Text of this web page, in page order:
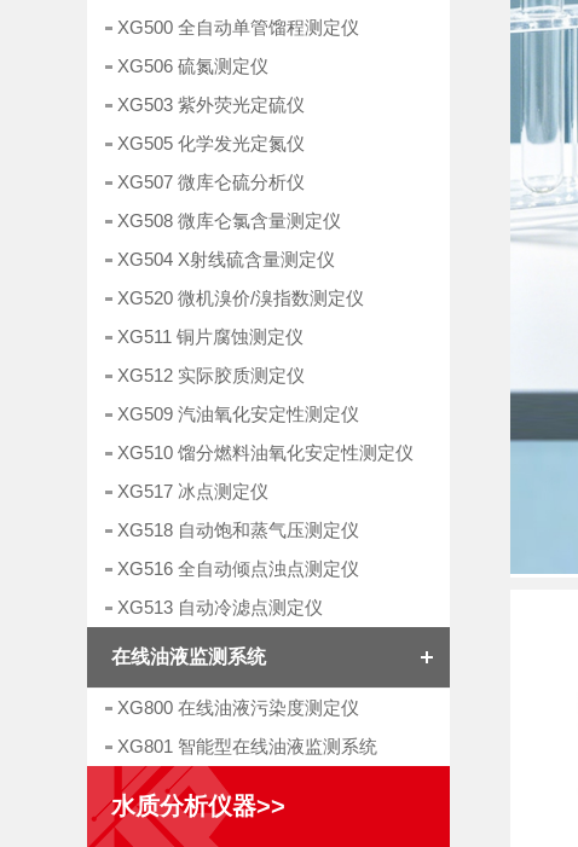
XG500 全自动单管馏程测定仪
XG506 硫氮测定仪
XG503 紫外荧光定硫仪
XG505 化学发光定氮仪
XG507 微库仑硫分析仪
XG508 微库仑氯含量测定仪
XG504 X射线硫含量测定仪
XG520 微机溴价/溴指数测定仪
XG511 铜片腐蚀测定仪
XG512 实际胶质测定仪
XG509 汽油氧化安定性测定仪
XG510 馏分燃料油氧化安定性测定仪
XG517 冰点测定仪
XG518 自动饱和蒸气压测定仪
XG516 全自动倾点浊点测定仪
XG513 自动冷滤点测定仪
在线油液监测系统
XG800 在线油液污染度测定仪
XG801 智能型在线油液监测系统
水质分析仪器>>